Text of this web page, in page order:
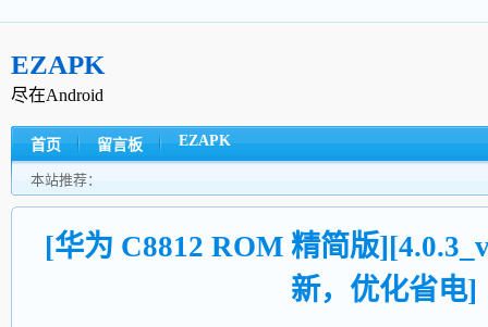
EZAPK
尽在Android
首页 留言板 EZAPK
本站推荐：
[华为 C8812 ROM 精简版
新，优化省电]